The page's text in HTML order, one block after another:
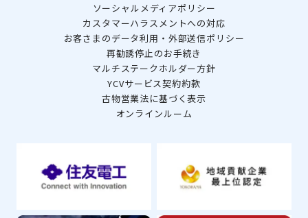
ソーシャルメディアポリシー
カスタマーハラスメントへの対応
お客さまのデータ利用・外部送信ポリシー
再勧誘停止のお手続き
マルチステークホルダー方針
YCVサービス契約約款
古物営業法に基づく表示
オンラインルーム